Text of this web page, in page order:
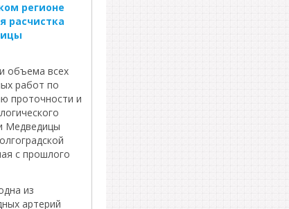
регионе
расчистка
объема всех
работ по
проточности и
Медведицы
с прошлого
из
артерий